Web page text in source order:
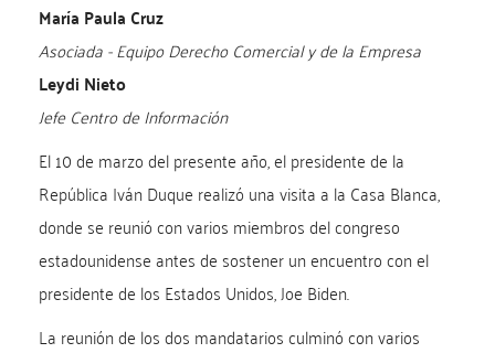
María Paula Cruz
Asociada - Equipo Derecho Comercial y de la Empresa
Leydi Nieto
Jefe Centro de Información
El 10 de marzo del presente año, el presidente de la
República Iván Duque realizó una visita a la Casa Blanca,
donde se reunió con varios miembros del congreso
estadounidense antes de sostener un encuentro con el
presidente de los Estados Unidos, Joe Biden.
La reunión de los dos mandatarios culminó con varios